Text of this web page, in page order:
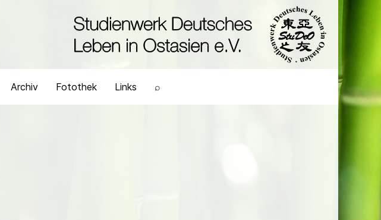
Archiv Fotothek Links ⌕